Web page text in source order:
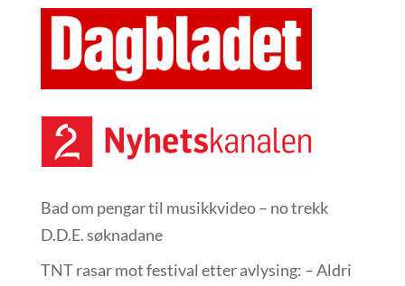
Bad om pengar til musikkvideo – no trekk
D.D.E. søknadane
TNT rasar mot festival etter avlysing: – Aldri